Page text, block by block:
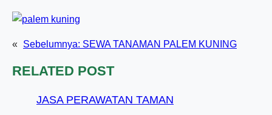
« Sebelumnya: SEWA TANAMAN PALEM KUNING
RELATED POST
JASA PERAWATAN TAMAN